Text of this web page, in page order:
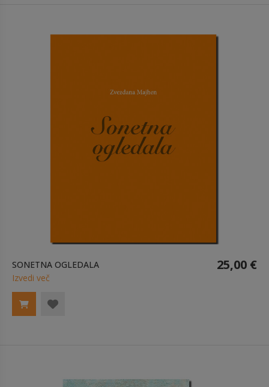
SONETNA OGLEDALA 25,00 €
Izvedi več